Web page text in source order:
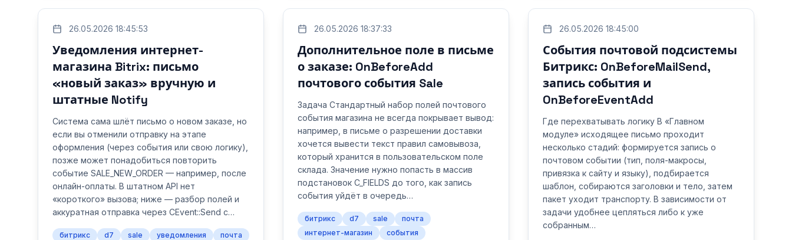
26.05.2026 18:45:53
Уведомления интернет-
магазина Bitrix: письмо
«новый заказ» вручную и
штатные Notify
Система сама шлёт письмо о новом заказе, но
если вы отменили отправку на этапе
оформления (через события или свою логику),
позже может понадобиться повторить
событие SALE_NEW_ORDER — например, после
онлайн-оплаты. В штатном API нет
«короткого» вызова; ниже — разбор полей и
аккуратная отправка через CEvent::Send с…
битрикс d7 sale уведомления
почта
26.05.2026 18:37:33
Дополнительное поле в письме
о заказе: OnBeforeAdd
почтового события Sale
Задача Стандартный набор полей почтового
события магазина не всегда покрывает вывод:
например, в письме о разрешении доставки
хочется вывести текст правил самовывоза,
который хранится в пользовательском поле
склада. Значение нужно попасть в массив
подстановок C_FIELDS до того, как запись
события уйдёт в очередь…
битрикс d7 sale
почта
интернет-магазин
события
26.05.2026 18:45:00
События почтовой подсистемы
Битрикс: OnBeforeMailSend,
запись события и
OnBeforeEventAdd
Где перехватывать логику В «Главном
модуле» исходящее письмо проходит
несколько стадий: формируется запись о
почтовом событии (тип, поля‑макросы,
привязка к сайту и языку), подбирается
шаблон, собираются заголовки и тело, затем
пакет уходит транспорту. В зависимости от
задачи удобнее цепляться либо к уже
собранным…